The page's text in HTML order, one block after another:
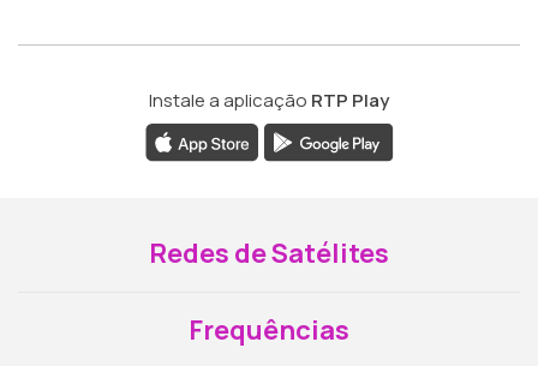
Instale a aplicação RTP Play
Redes de Satélites
Frequências